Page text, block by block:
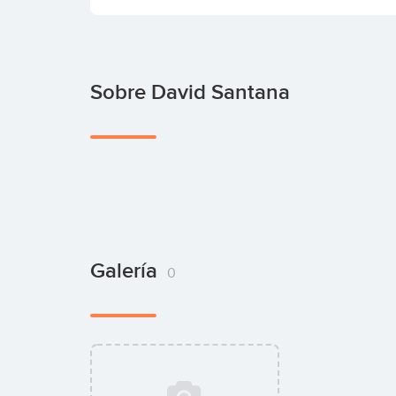
Sobre David Santana
Galería 0